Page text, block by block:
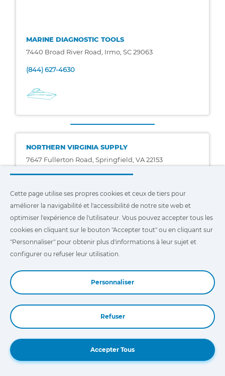
MARINE DIAGNOSTIC TOOLS
7440 Broad River Road, Irmo, SC 29063
(844) 627-4630
NORTHERN VIRGINIA SUPPLY
7647 Fullerton Road, Springfield, VA 22153
(703) 569-7177
VANDER HAAG´S
(888) 940-5030
Cette page utilise ses propres cookies et ceux de tiers pour
améliorer la navigabilité et l'accessibilité de notre site web et
optimiser l'expérience de l'utilisateur. Vous pouvez accepter tous les
cookies en cliquant sur le bouton "Accepter tout" ou en cliquant sur
"Personnaliser" pour obtenir plus d'informations à leur sujet et
configurer ou refuser leur utilisation.
Personnaliser
Refuser
Accepter Tous